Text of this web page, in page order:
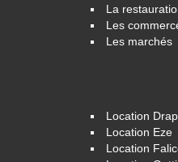
La
Les
Les marchés
Location Drap
Location Eze
Location